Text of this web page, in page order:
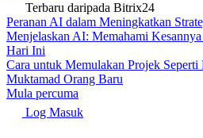
Terbaru daripada Bitrix24
Peranan AI dalam Meningkatkan
Menjelaskan AI: Memahami
Hari Ini
Cara untuk Memulakan Projek Seperti
Muktamad Orang Baru
Mula percuma
Log Masuk